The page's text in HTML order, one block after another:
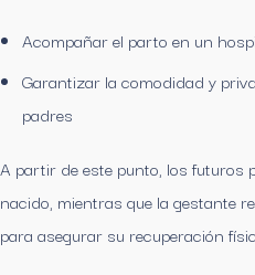
Acompañar el parto en un
Garantizar la comodidad y
padres
A partir de este punto, los futuros
nacido, mientras que la gestante
para asegurar su recuperación